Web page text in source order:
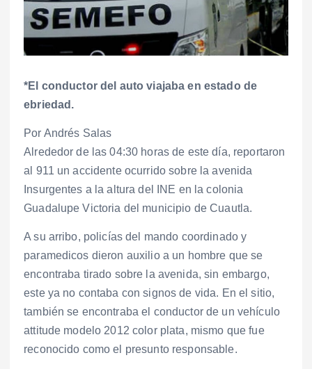
*El conductor del auto viajaba en estado de
ebriedad.
Por Andrés Salas
Alrededor de las 04:30 horas de este día, reportaron
al 911 un accidente ocurrido sobre la avenida
Insurgentes a la altura del INE en la colonia
Guadalupe Victoria del municipio de Cuautla.
A su arribo, policías del mando coordinado y
paramedicos dieron auxilio a un hombre que se
encontraba tirado sobre la avenida, sin embargo,
este ya no contaba con signos de vida. En el sitio,
también se encontraba el conductor de un vehículo
attitude modelo 2012 color plata, mismo que fue
reconocido como el presunto responsable.